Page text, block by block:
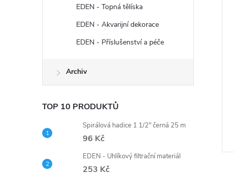
EDEN - Topná tělíska
EDEN - Akvarijní dekorace
EDEN - Příslušenství a péče
Archiv
TOP 10 PRODUKTŮ
Spirálová hadice 1 1/2" černá 25 m
96 Kč
EDEN - Uhlíkový filtrační materiál
253 Kč